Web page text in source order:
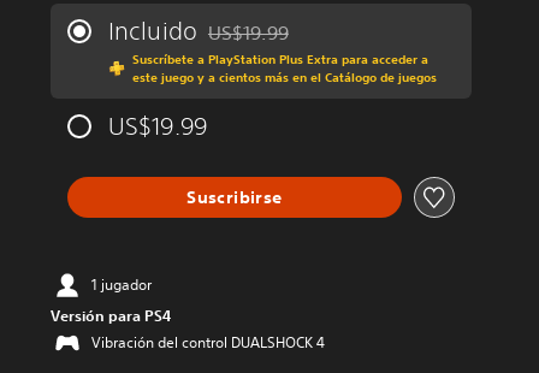
Incluido Rebajado del precio original de US$19.99
US$19.99
Suscríbete a PlayStation Plus Extra para acceder a
este juego y a cientos más en el Catálogo de juegos
US$19.99
Suscribirse
1 jugador
Versión para PS4
Vibración del control DUALSHOCK 4